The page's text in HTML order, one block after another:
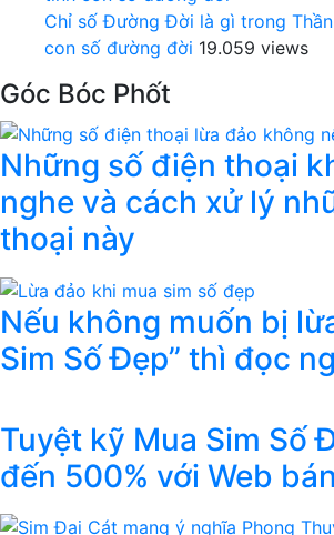
Chỉ số Đường Đời là gì trong
con số đường đời 19.059 views
Góc Bóc Phốt
Những số điện thoại
nghe và cách xử lý
thoại này
Nếu không muốn bị
Sim Số Đẹp” thì đọc
Tuyệt kỹ Mua Sim Số
đến 500% với Web